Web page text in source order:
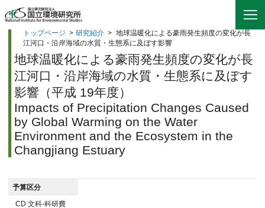
トップページ > 研究紹介 > 地球温暖化による豪雨発生頻度の変化が長
江河口・沿岸海域の水質・生態系に及ぼす影響
地球温暖化による豪雨発生頻度の変化が長
江河口・沿岸海域の水質・生態系に及ぼす
影響（平成 19年度）
Impacts of Precipitation Changes Caused
by Global Warming on the Water
Environment and the Ecosystem in the
Changjiang Estuary
予算区分
CD 文科-科研費